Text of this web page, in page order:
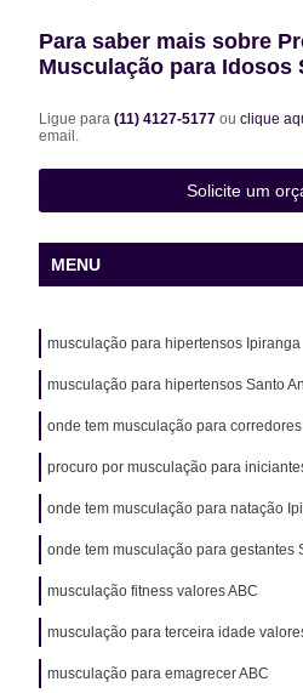
Para saber mais sobre
Musculação para Idosos
Ligue para(11) 4127-5177ouclique
email.
Solicite um
MENU
musculação para hipertensos Ipiranga
musculação para hipertensos Santo
onde tem musculação para
procuro por musculação para
onde tem musculação para natação
onde tem musculação para gestantes
musculação fitness valores ABC
musculação para terceira idade
musculação para emagrecer ABC